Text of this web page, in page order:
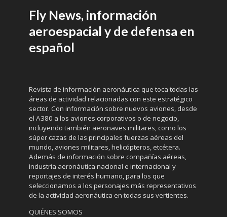
Fly News, información
aeroespacial y de defensa en
español
Revista de información aeronáutica que toca todas las
áreas de actividad relacionadas con este estratégico
sector. Con información sobre nuevos aviones, desde
el A380 a los aviones corporativos o de negocio,
incluyendo también aeronaves militares, como los
súper cazas de las principales fuerzas aéreas del
mundo, aviones militares, helicópteros, etcétera.
Además de información sobre compañías aéreas,
industria aeronáutica nacional e internacional y
reportajes de interés humano, para los que
seleccionamos a los personajes más representativos
de la actividad aeronáutica en todas sus vertientes.
QUIÉNES SOMOS